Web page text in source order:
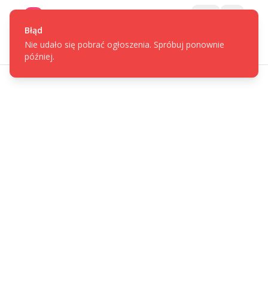
Błąd
Nie udało się pobrać ogłoszenia. Spróbuj ponownie
później.